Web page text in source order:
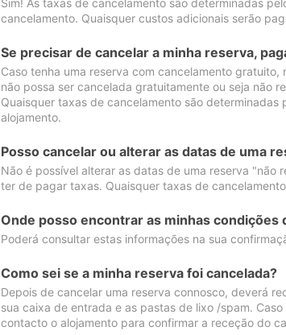
Sim! As taxas de cancelamento são determinadas
cancelamento. Quaisquer custos adicionais serão
Se precisar de cancelar a minha reserva,
Caso tenha uma reserva com cancelamento
não possa ser cancelada gratuitamente ou seja não
Quaisquer taxas de cancelamento são
alojamento.
Posso cancelar ou alterar as datas de uma
Não é possível alterar as datas de uma reserva "não
ter de pagar taxas. Quaisquer taxas de
Onde posso encontrar as minhas condições
Poderá consultar estas informações na sua
Como sei se a minha reserva foi cancelada?
Depois de cancelar uma reserva connosco, deverá
sua caixa de entrada e as pastas de lixo /spam.
contacto o alojamento para confirmar a receção do